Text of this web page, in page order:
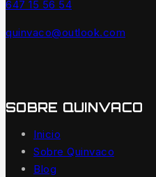
647 15 56 54
quinvaco@outlook.com
SOBRE QUINVACO
Inicio
Sobre Quinvaco
Blog